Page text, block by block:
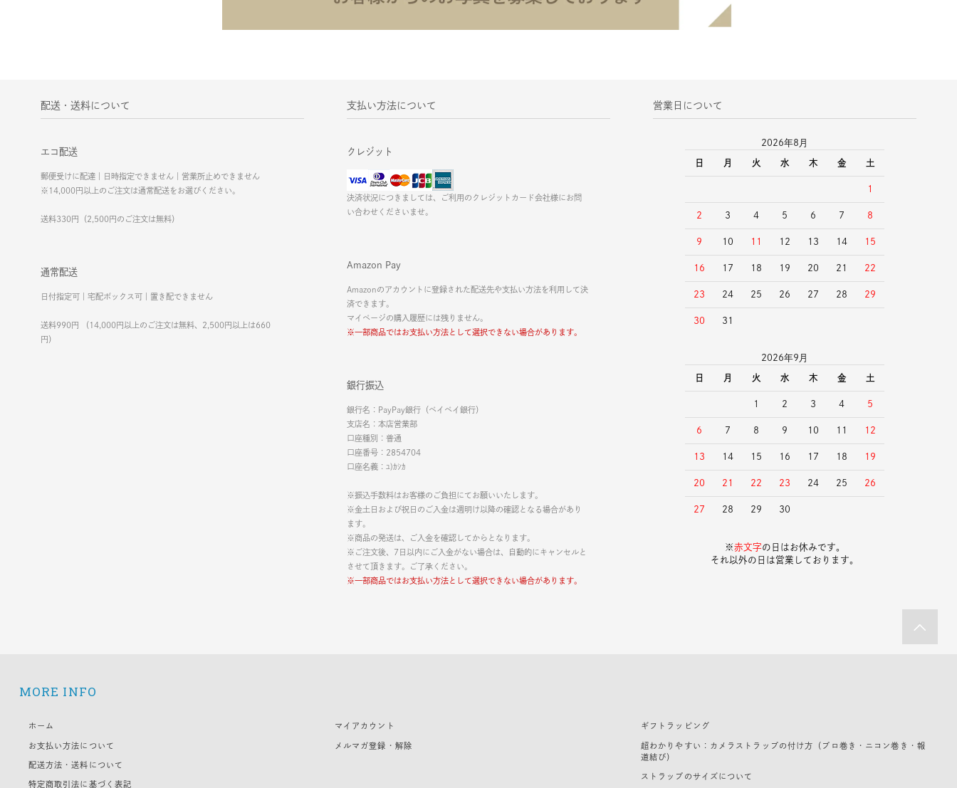
配送・送料について
エコ配送
郵便受けに配達｜日時指定できません｜営業所止めできません
※14,000円以上のご注文は通常配送をお選びください。
送料330円（2,500円のご注文は無料）
通常配送
日付指定可｜宅配ボックス可｜置き配できません
送料990円 （14,000円以上のご注文は無料、2,500円以上は660
円）
支払い方法について
クレジット
決済状況につきましては、ご利用のクレジットカード会社様にお問
い合わせくださいませ。
Amazon Pay
Amazonのアカウントに登録された配送先や支払い方法を利用して決
済できます。
マイページの購入履歴には残りません。
※一部商品ではお支払い方法として選択できない場合があります。
銀行振込
銀行名：PayPay銀行（ペイペイ銀行）
支店名：本店営業部
口座種別：普通
口座番号：2854704
口座名義：ﾕ)ｶｼｶ
※振込手数料はお客様のご負担にてお願いいたします。
※金土日および祝日のご入金は週明け以降の確認となる場合があり
ます。
※商品の発送は、ご入金を確認してからとなります。
※ご注文後、7日以内にご入金がない場合は、自動的にキャンセルと
させて頂きます。ご了承ください。
※一部商品ではお支払い方法として選択できない場合があります。
営業日について
2026年8月
日 月 火 水 木 金 土
1
2 3 4 5 6 7 8
9 10 11 12 13 14 15
16 17 18 19 20 21 22
23 24 25 26 27 28 29
30 31
2026年9月
日 月 火 水 木 金 土
1 2 3 4 5
6 7 8 9 10 11 12
13 14 15 16 17 18 19
20 21 22 23 24 25 26
27 28 29 30
※赤文字の日はお休みです。
それ以外の日は営業しております。
MORE INFO
ホーム
お支払い方法について
配送方法・送料について
特定商取引法に基づく表記
マイアカウント
メルマガ登録・解除
ギフトラッピング
超わかりやすい：カメラストラップの付け方（プロ巻き・ニコン巻き・報
道結び）
ストラップのサイズについて